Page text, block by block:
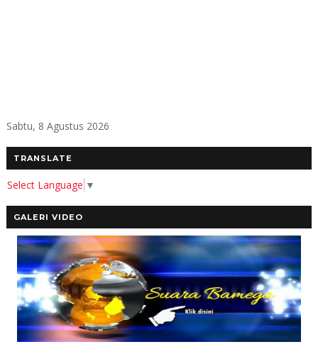
Sabtu, 8 Agustus 2026
TRANSLATE
Select Language ▼
GALERI VIDEO